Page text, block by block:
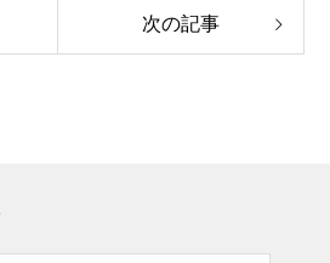
次の記事